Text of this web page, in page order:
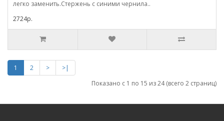
легко заменить.Стержень с синими чернила..
2724р.
1 2 >
>|
Показано с 1 по 15 из 24 (всего 2 страниц)